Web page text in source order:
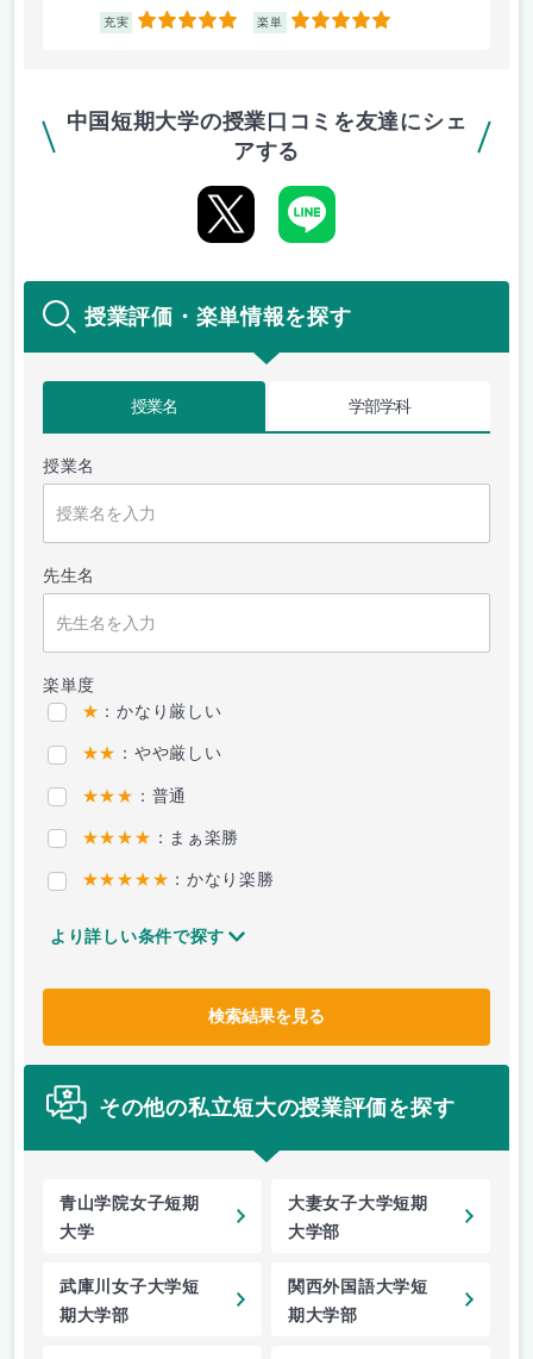
充実 5 楽単 5
中国短期大学の授業口コミを友達にシェ
アする
授業評価・楽単情報を探す
授業名 学部学科
授業名
先生名
楽単度
★ ：かなり厳しい
★★ ：やや厳しい
★★★ ：普通
★★★★ ：まぁ楽勝
★★★★★ ：かなり楽勝
より詳しい条件で探す
検索結果を見る
その他の私立短大の授業評価を探す
青山学院女子短期
大学
大妻女子大学短期
大学部
武庫川女子大学短
期大学部
関西外国語大学短
期大学部